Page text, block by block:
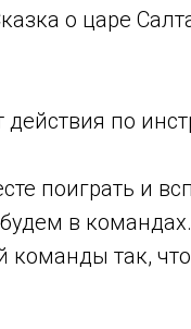
о царе
по
поиграть и
в
команды так,